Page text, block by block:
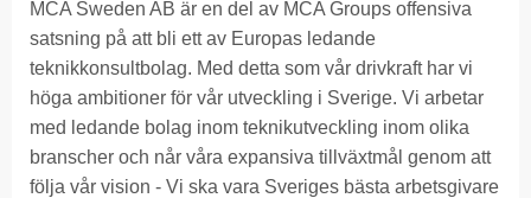
MCA Sweden AB är en del av MCA Groups offensiva
satsning på att bli ett av Europas ledande
teknikkonsultbolag. Med detta som vår drivkraft har vi
höga ambitioner för vår utveckling i Sverige. Vi arbetar
med ledande bolag inom teknikutveckling inom olika
branscher och når våra expansiva tillväxtmål genom att
följa vår vision - Vi ska vara Sveriges bästa arbetsgivare